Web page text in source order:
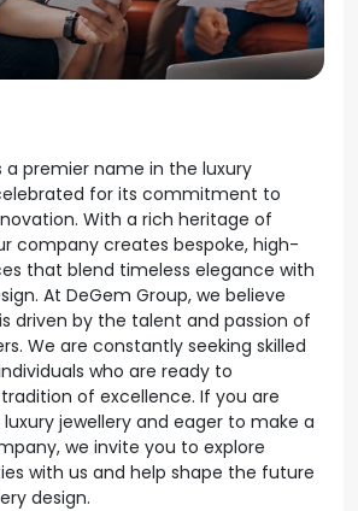
a premier name in the luxury
for its commitment to
With a rich heritage of
company creates bespoke, high-
that blend timeless elegance with
At DeGem Group, we believe
driven by the talent and passion of
We are constantly seeking skilled
who are ready to
of excellence. If you are
jewellery and eager to make a
we invite you to explore
with us and help shape the future
design.